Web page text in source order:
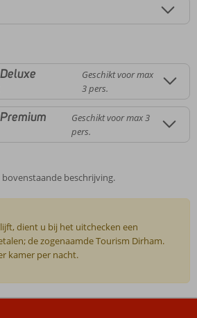
Geschikt voor max
3 pers.
Geschikt voor max 3
pers.
bovenstaande beschrijving.
dient u bij het uitchecken een
de zogenaamde Tourism Dirham.
kamer per nacht.